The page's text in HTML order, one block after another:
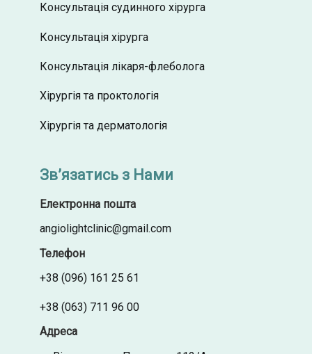
Консультація судинного хірурга
Консультація хірурга
Консультація лікаря-флеболога
Хірургія та проктологія
Хірургія та дерматологія
Зв’язатись з Нами
Електронна пошта
angiolightclinic@gmail.com
Телефон
+38 (096) 161 25 61
+38 (063) 711 96 00
Адреса